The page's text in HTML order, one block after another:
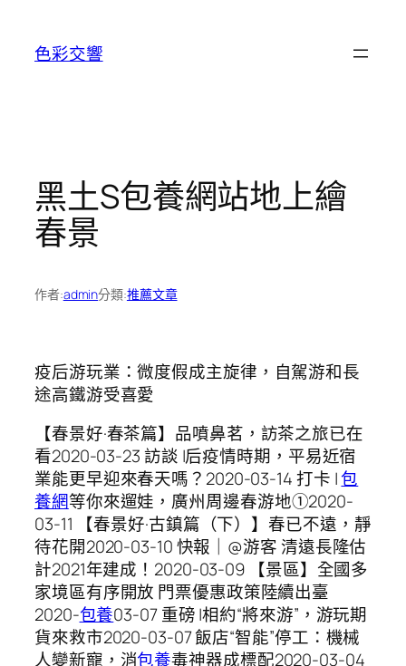
色彩交響
黑土S包養網站地上繪
春景
作者:admin分類:推薦文章
疫后游玩業：微度假成主旋律，自駕游和長
途高鐵游受喜愛
【春景好·春茶篇】品噴鼻茗，訪茶之旅已在
看2020-03-23 訪談 |后疫情時期，平易近宿
業能更早迎來春天嗎？2020-03-14 打卡 |包
養網等你來遛娃，廣州周邊春游地①2020-
03-11 【春景好·古鎮篇（下）】春已不遠，靜
待花開2020-03-10 快報｜@游客 清遠長隆估
計2021年建成！2020-03-09 【景區】全國多
家境區有序開放 門票優惠政策陸續出臺
2020-包養03-07 重磅 |相約“將來游”，游玩期
貨來救市2020-03-07 飯店“智能”停工：機械
人變新寵，消包養毒神器成標配2020-03-04